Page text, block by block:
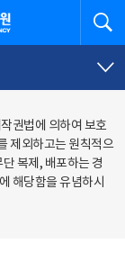
권법에 의하여 보호
제외하고는 원칙적으
복제, 배포하는 경
해당함을 유념하시